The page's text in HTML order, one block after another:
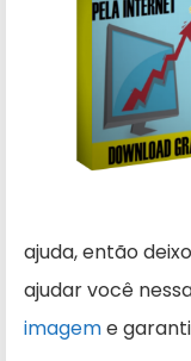
ajuda, então
ajudar você
imageme